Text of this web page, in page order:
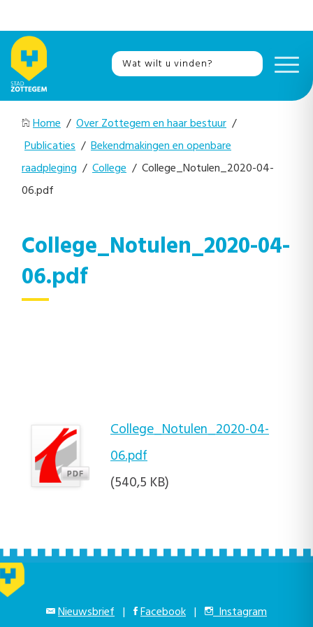
Home / Over Zottegem en haar bestuur /
Publicaties / Bekendmakingen en openbare
raadpleging / College / College_Notulen_2020-04-
06.pdf
College_Notulen_2020-04-
06.pdf
College_Notulen_2020-04-
06.pdf
(540,5 KB)
Nieuwsbrief | Facebook | Instagram